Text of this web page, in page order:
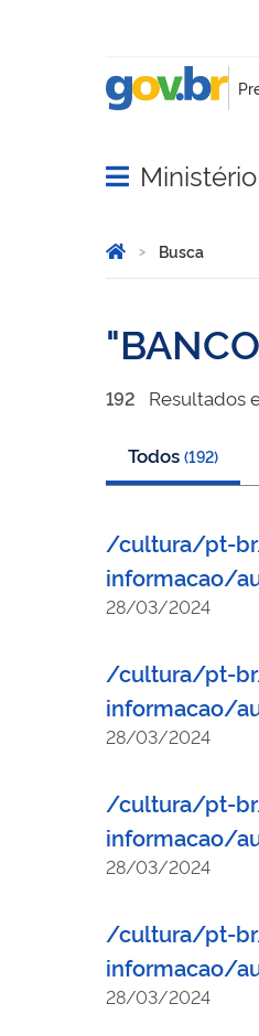
Abrir menu
Você está aqui:
Página Inicial
Busca
192 Resultados
Todos (192)
/cultura/pt-
informacao/
28/03/2024
/cultura/pt-
informacao/
28/03/2024
/cultura/pt-
informacao/
28/03/2024
/cultura/pt-
informacao/
28/03/2024